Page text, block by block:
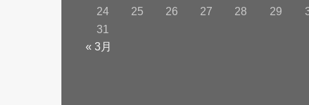
24
25 26 27 28 29
31
« 3月